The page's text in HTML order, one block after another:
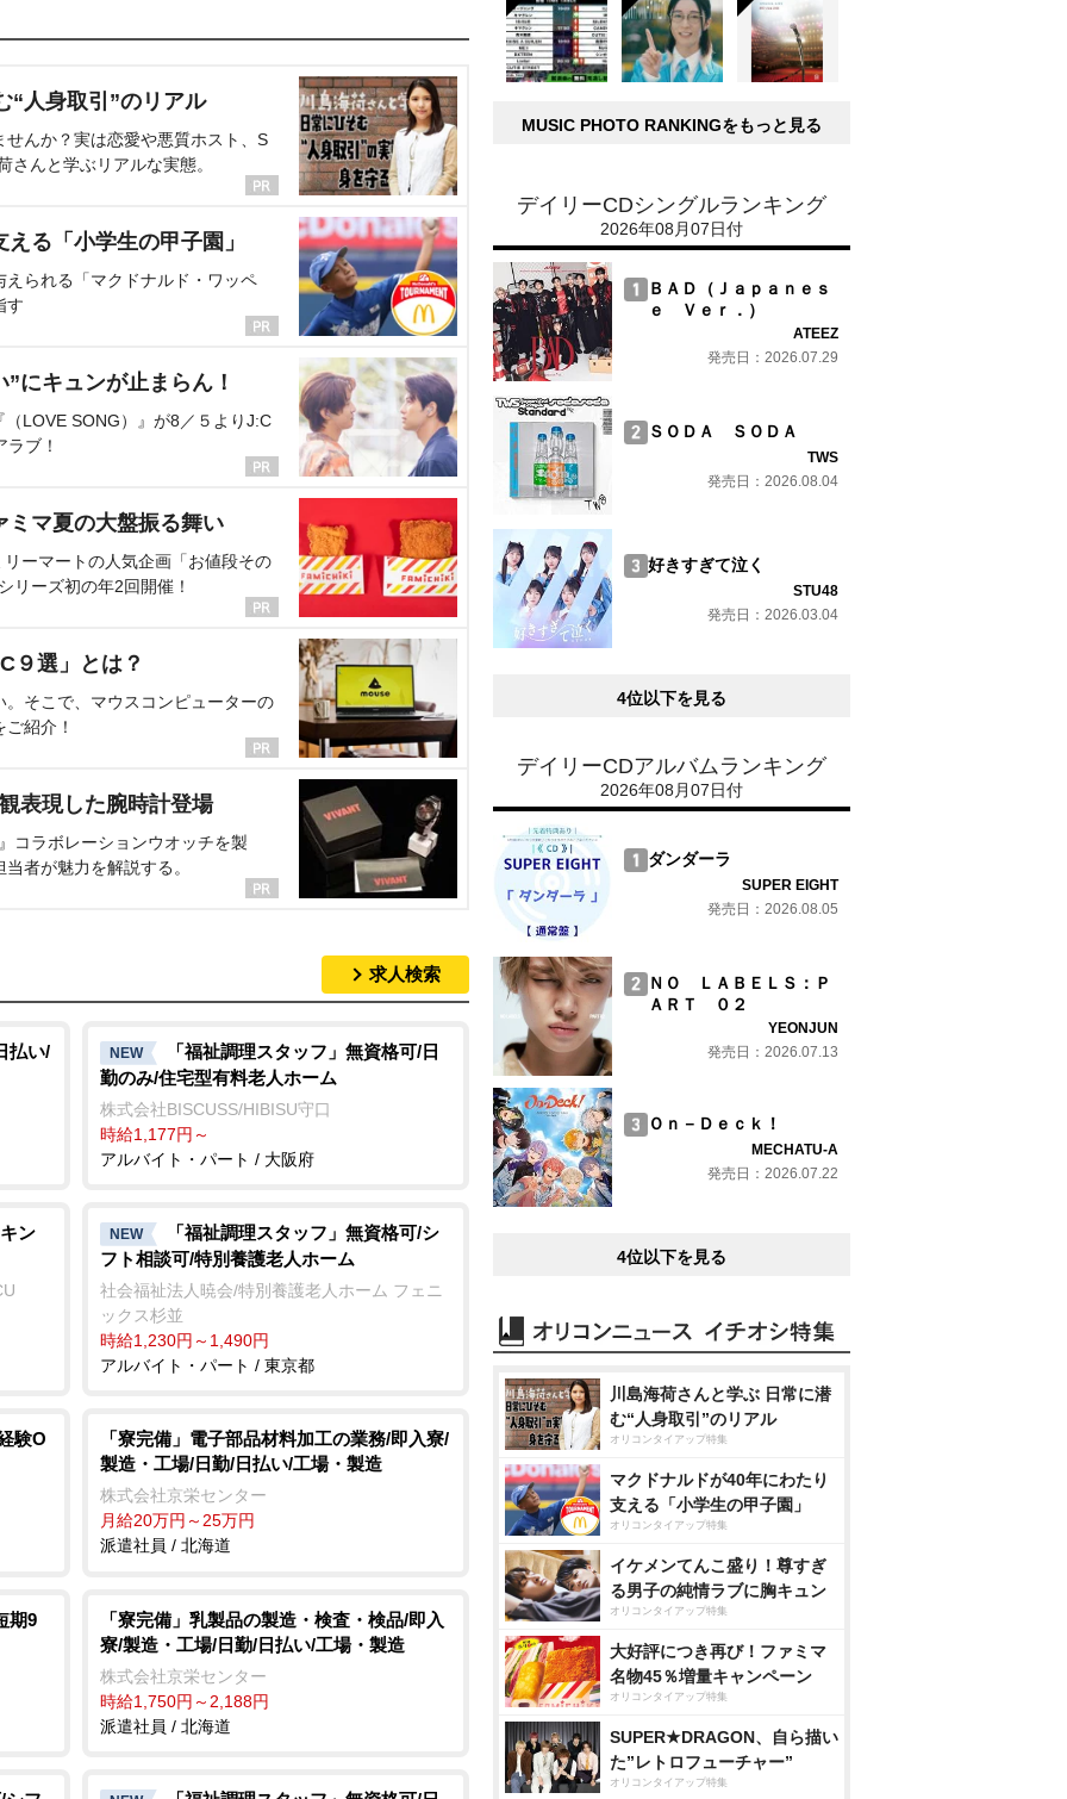
“人身取引”のリアル
んか？実は恋愛や悪質ホスト、S
さんと学ぶリアルな実態。
る「小学生の甲子園」
られる「マクドナルド・ワッペ
す
にキュンが止まらん！
LOVE SONG）』が8／５よりJ:C
ブ！
ミマ夏の大盤振る舞い
ーマートの人気企画「お値段その
リーズ初の年2回開催！
９選」とは？
そこで、マウスコンピューターの
紹介！
表現した腕時計登場
コラボレーションウオッチを製
者が魅力を解説する。
求人検索
払い/ NEW
「福祉調理スタッフ」無資格可/日
勤のみ/住宅型有料老人ホーム
株式会社BISCUSS/HIBISU守口
時給1,177円～
アルバイト・パート / 大阪府
ン NEW
「福祉調理スタッフ」無資格可/シ
フト相談可/特別養護老人ホーム
社会福祉法人暁会/特別養護老人ホーム フェニ
ックス杉並
時給1,230円～1,490円
アルバイト・パート / 東京都
験O
「寮完備」電子部品材料加工の業務/即入寮/
製造・工場/日勤/日払い/工場・製造
株式会社京栄センター
月給20万円～25万円
派遣社員 / 北海道
期9
「寮完備」乳製品の製造・検査・検品/即入
寮/製造・工場/日勤/日払い/工場・製造
株式会社京栄センター
時給1,750円～2,188円
派遣社員 / 北海道
MUSIC PHOTO RANKINGをもっと見る
デイリーCDシングルランキング
2026年08月07日付
ＢＡＤ（Ｊａｐａｎｅｓ
ｅ Ｖｅｒ．）
ATEEZ
発売日：2026.07.29
ＳＯＤＡ ＳＯＤＡ
TWS
発売日：2026.08.04
好きすぎて泣く
STU48
発売日：2026.03.04
4位以下を見る
デイリーCDアルバムランキング
2026年08月07日付
ダンダーラ
SUPER EIGHT
発売日：2026.08.05
ＮＯ ＬＡＢＥＬＳ：Ｐ
ＡＲＴ ０２
YEONJUN
発売日：2026.07.13
Ｏｎ－Ｄｅｃｋ！
MECHATU-A
発売日：2026.07.22
4位以下を見る
川島海荷さんと学ぶ 日常に潜
む“人身取引”のリアル
オリコンタイアップ特集
マクドナルドが40年にわたり
支える「小学生の甲子園」
オリコンタイアップ特集
イケメンてんこ盛り！尊すぎ
る男子の純情ラブに胸キュン
オリコンタイアップ特集
大好評につき再び！ファミマ
名物45％増量キャンペーン
オリコンタイアップ特集
SUPER★DRAGON、自ら描い
た”レトロフューチャー”
オリコンタイアップ特集